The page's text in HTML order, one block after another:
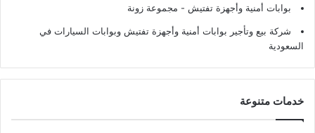
بوابات أمنية وأجهزة تفتيش - مجموعة زونة
شركة بيع وتأجير بوابات أمنية وأجهزة تفتيش وبوابات السيارات في
السعودية
خدمات متنوعة